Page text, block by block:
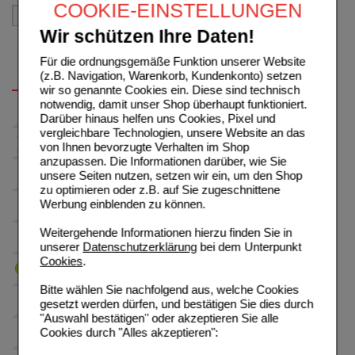
COOKIE-EINSTELLUNGEN
Wir schützen Ihre Daten!
Für die ordnungsgemäße Funktion unserer Website
(z.B. Navigation, Warenkorb, Kundenkonto) setzen
wir so genannte Cookies ein. Diese sind technisch
notwendig, damit unser Shop überhaupt funktioniert.
Darüber hinaus helfen uns Cookies, Pixel und
vergleichbare Technologien, unsere Website an das
von Ihnen bevorzugte Verhalten im Shop
anzupassen. Die Informationen darüber, wie Sie
unsere Seiten nutzen, setzen wir ein, um den Shop
zu optimieren oder z.B. auf Sie zugeschnittene
Werbung einblenden zu können.
Weitergehende Informationen hierzu finden Sie in
unserer Datenschutzerklärungbei dem Unterpunkt
Cookies.
Bitte wählen Sie nachfolgend aus, welche Cookies
gesetzt werden dürfen, und bestätigen Sie dies durch
"Auswahl bestätigen" oder akzeptieren Sie alle
Cookies durch "Alles akzeptieren":